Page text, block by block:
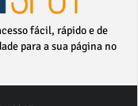
fácil, rápido e de
para a sua página no